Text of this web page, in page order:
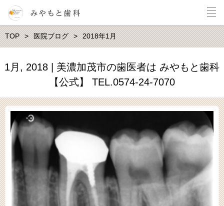
TOP 医院ブログ 2018年1月
1月, 2018 | 美濃加茂市の歯医者は みやもと歯科
【公式】 TEL.0574-24-7070